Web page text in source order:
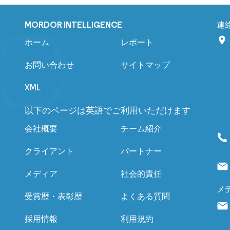
MORDOR INTELLIGENCE
ホーム レポート
お問い合わせ サイトマップ
XML
以下のページは英語でご利用いただけます
会社概要 チーム紹介
クライアント パートナー
メディア 社会的責任
受賞歴・表彰歴 よくある質問
採用情報 利用規約
連
メ